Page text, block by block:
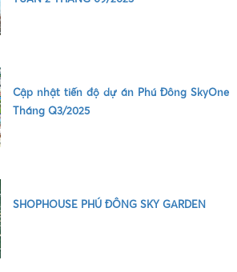
Cập nhật tiến độ dự án Phú Đông SkyOne
Tháng Q3/2025
SHOPHOUSE PHÚ ĐÔNG SKY GARDEN